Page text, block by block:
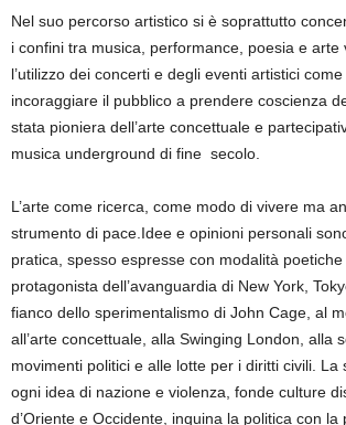
Nel suo percorso artistico si è soprattutto
i confini tra musica, performance, poesia e arte
l’utilizzo dei concerti e degli eventi artistici
incoraggiare il pubblico a prendere coscienza
stata pioniera dell’arte concettuale e
musica underground di fine secolo.
L’arte come ricerca, come modo di vivere ma
strumento di pace.Idee e opinioni personali
pratica, spesso espresse con modalità poetiche
protagonista dell’avanguardia di New York,
fianco dello sperimentalismo di John Cage, al
all’arte concettuale, alla Swinging London, alla
movimenti politici e alle lotte per i diritti civili. La
ogni idea di nazione e violenza, fonde culture
d’Oriente e Occidente, inquina la politica con la